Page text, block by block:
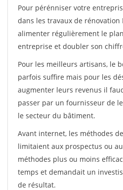
Pour pérénniser votre
dans les travaux de
alimenter régulièrement le
entreprise et doubler son
Pour les meilleurs artisans, le
parfois suffire mais pour les
augmenter leurs revenus il
passer par un fournisseur de
le secteur du bâtiment.
Avant internet, les méthodes
limitaient aux prospectus ou
méthodes plus ou moins
temps et demandait un
de résultat.